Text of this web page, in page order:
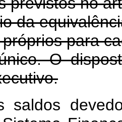
da
para
O
saldos